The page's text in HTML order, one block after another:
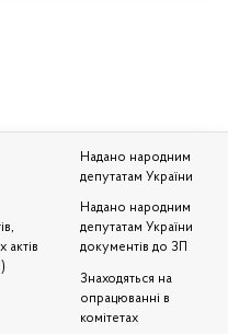
актів
Надано народним
депутатам України
Надано народним
депутатам України
документів до ЗП
Знаходяться на
опрацюванні в
комітетах